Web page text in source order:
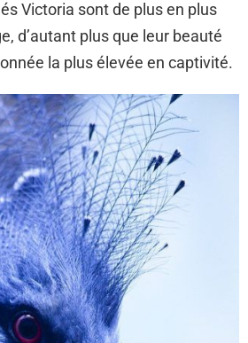
Victoria sont de plus en plus
d’autant plus que leur beauté
la plus élevée en captivité.